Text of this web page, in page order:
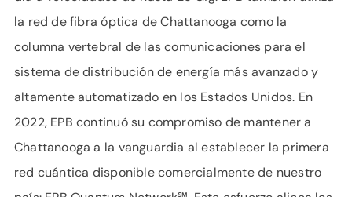
la red de fibra óptica de Chattanooga como la
columna vertebral de las comunicaciones para el
sistema de distribución de energía más avanzado y
altamente automatizado en los Estados Unidos. En
2022, EPB continuó su compromiso de mantener a
Chattanooga a la vanguardia al establecer la primera
red cuántica disponible comercialmente de nuestro